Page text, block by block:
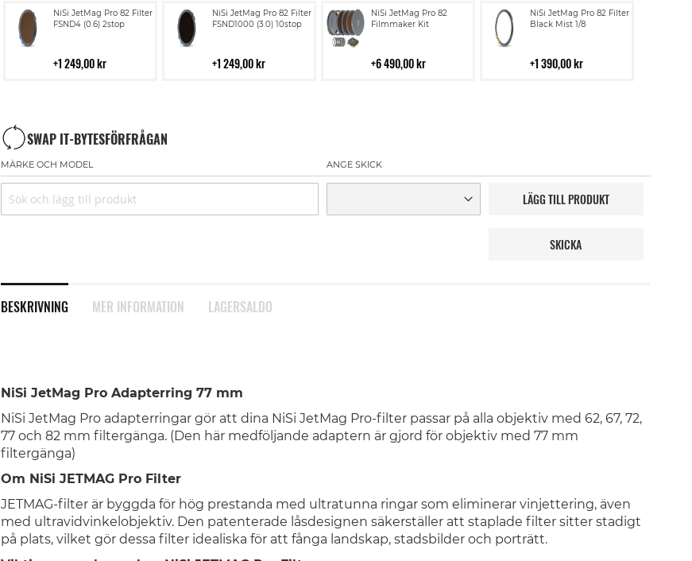
NiSi JetMag Pro 82 Filter
FSND4 (0.6) 2stop
1 249,00 kr
Lägg
till
NiSi JetMag Pro 82 Filter
FSND1000 (3.0) 10stop
1 249,00 kr
Lägg
till
NiSi JetMag Pro 82
Filmmaker Kit
6 490,00 kr
Lägg
till
NiSi JetMag Pro 82 Filter
Black Mist 1/8
1 390,00 kr
Lägg
till
SWAP IT-BYTESFÖRFRÅGAN
MÄRKE OCH MODEL ANGE SKICK
LÄGG TILL PRODUKT
SKICKA
BESKRIVNING
NiSi JetMag Pro Adapterring 77 mm
NiSi JetMag Pro adapterringar gör att dina NiSi JetMag Pro-filter passar på alla objektiv med 62, 67, 72,
77 och 82 mm filtergänga. (Den här medföljande adaptern är gjord för objektiv med 77 mm
filtergänga)
Om NiSi JETMAG Pro Filter
JETMAG-filter är byggda för hög prestanda med ultratunna ringar som eliminerar vinjettering, även
med ultravidvinkelobjektiv. Den patenterade låsdesignen säkerställer att staplade filter sitter stadigt
på plats, vilket gör dessa filter idealiska för att fånga landskap, stadsbilder och porträtt.
MER INFORMATION LAGERSALDO